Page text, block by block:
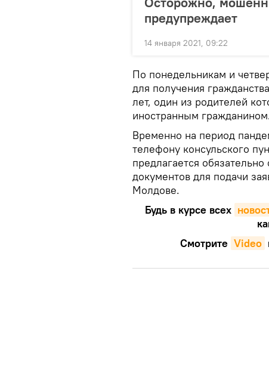
предупреждает
14 января 2021, 09:22
По понедельникам и
для получения
лет, один из родителей
иностранным
Временно на период
телефону консульского
предлагается
документов для подачи
Молдове.
Будь в курсе всех
Смотрите Video